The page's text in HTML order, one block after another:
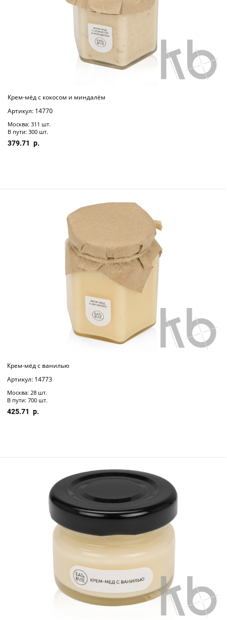
Крем-мёд с кокосом и миндалём
Артикул: 14770
Москва: 311 шт.
В пути: 300 шт.
379.71
Крем-мёд с ванилью
Артикул: 14773
Москва: 28 шт.
В пути: 700 шт.
425.71